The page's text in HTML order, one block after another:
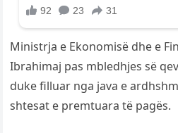
Ministrja e Ekonomisë dhe e
Ibrahimaj pas mbledhjes së
duke filluar nga java e
shtesat e premtuara të pagës.